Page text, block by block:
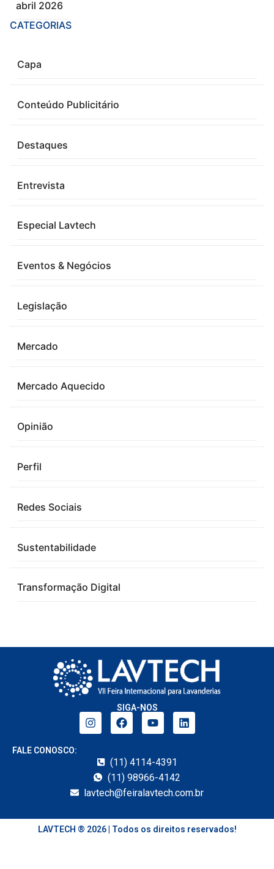
abril 2026
CATEGORIAS
Capa
Conteúdo Publicitário
Destaques
Entrevista
Especial Lavtech
Eventos & Negócios
Legislação
Mercado
Mercado Aquecido
Opinião
Perfil
Redes Sociais
Sustentabilidade
Transformação Digital
SIGA-NOS
FALE CONOSCO:
(11) 4114-4391
(11) 98966-4142
lavtech@feiralavtech.com.br
LAVTECH ® 2026 | Todos os direitos reservados!